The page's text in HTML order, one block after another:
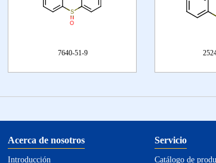
7640-51-9
Acerca de nosotros
Introducción
Servicio
Catálogo de